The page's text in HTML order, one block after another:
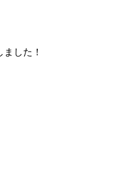
した！